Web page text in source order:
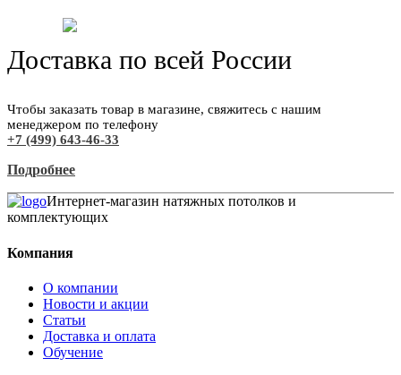
Доставка по всей России
Чтобы заказать товар в магазине, свяжитесь с нашим
менеджером по телефону
+7 (499) 643-46-33
Подробнее
Интернет-магазин натяжных потолков и
комплектующих
Компания
О компании
Новости и акции
Статьи
Доставка и оплата
Обучение